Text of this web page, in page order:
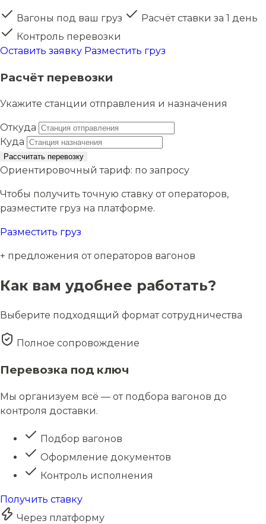
Вагоны под ваш груз
Расчёт ставки за 1 день
Контроль перевозки
Оставить заявку Разместить груз
Расчёт перевозки
Укажите станции отправления и назначения
Откуда
Куда
Рассчитать перевозку
Ориентировочный тариф: по запросу
Чтобы получить точную ставку от операторов,
разместите груз на платформе.
Разместить груз
+ предложения от операторов вагонов
Как вам удобнее работать?
Выберите подходящий формат сотрудничества
Полное сопровождение
Перевозка под ключ
Мы организуем всё — от подбора вагонов до
контроля доставки.
Подбор вагонов
Оформление документов
Контроль исполнения
Получить ставку
Через платформу